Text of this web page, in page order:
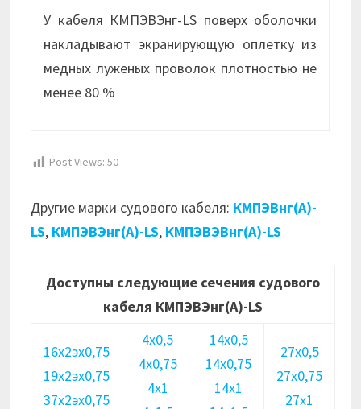
У кабеля КМПЭВЭнг-LS поверх оболочки
накладывают экранирующую оплетку из
медных луженых проволок плотностью не
менее 80 %
Post Views: 50
Другие марки судового кабеля: КМПЭВнг(А)-
LS, КМПЭВЭнг(А)-LS, КМПЭВЭВнг(А)-LS
Доступны следующие сечения судового
кабеля КМПЭВЭнг(А)-LS
16х2эх0,75
19х2эх0,75
37х2эх0,75
4х0,5
4х0,75
4х1
14х0,5
14х0,75
14х1
27х0,5
27х0,75
27х1